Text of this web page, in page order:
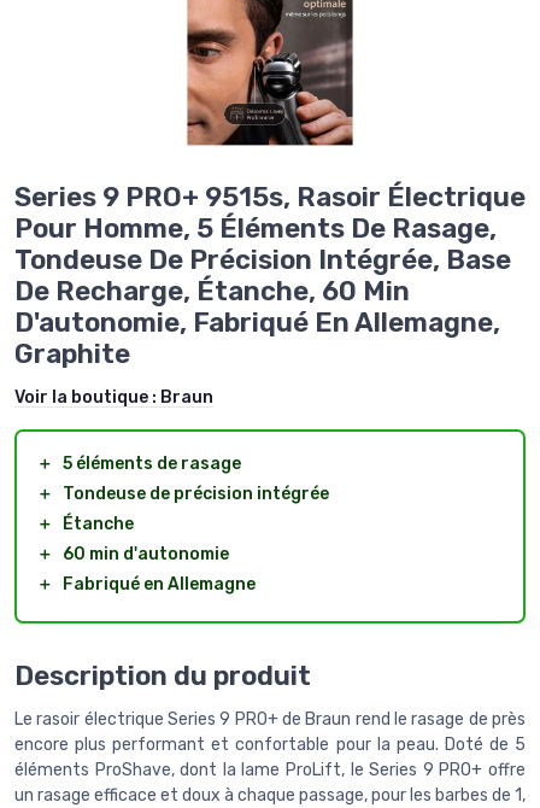
Series 9 PRO+ 9515s, Rasoir Électrique
Pour Homme, 5 Éléments De Rasage,
Tondeuse De Précision Intégrée, Base
De Recharge, Étanche, 60 Min
D'autonomie, Fabriqué En Allemagne,
Graphite
Voir la boutique : Braun
＋ 5 éléments de rasage
＋
Tondeuse de précision intégrée
＋
Étanche
＋
60 min d'autonomie
＋
Fabriqué en Allemagne
Description du produit
Le rasoir électrique Series 9 PRO+ de Braun rend le rasage de près
encore plus performant et confortable pour la peau. Doté de 5
éléments ProShave, dont la lame ProLift, le Series 9 PRO+ offre
un rasage efficace et doux à chaque passage, pour les barbes de 1,